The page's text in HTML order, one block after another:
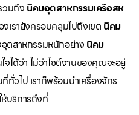
มถึง นิคมอุตสาหกรรมเครือสห
เรายังครอบคลุมไปถึงเขต นิคม
ตสาหกรรมหนักอย่าง นิคม
จได้ว่า ไม่ว่าไซต์งานของคุณจะอยู่
วไป เราก็พร้อมนำเครื่องจักร
บริการถึงที่